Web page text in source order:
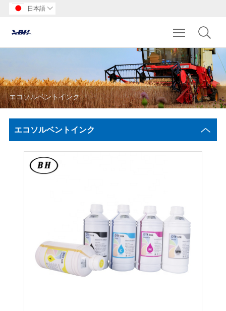
日本語 
Toggle
エコソルベントインク
エコソルベントインク